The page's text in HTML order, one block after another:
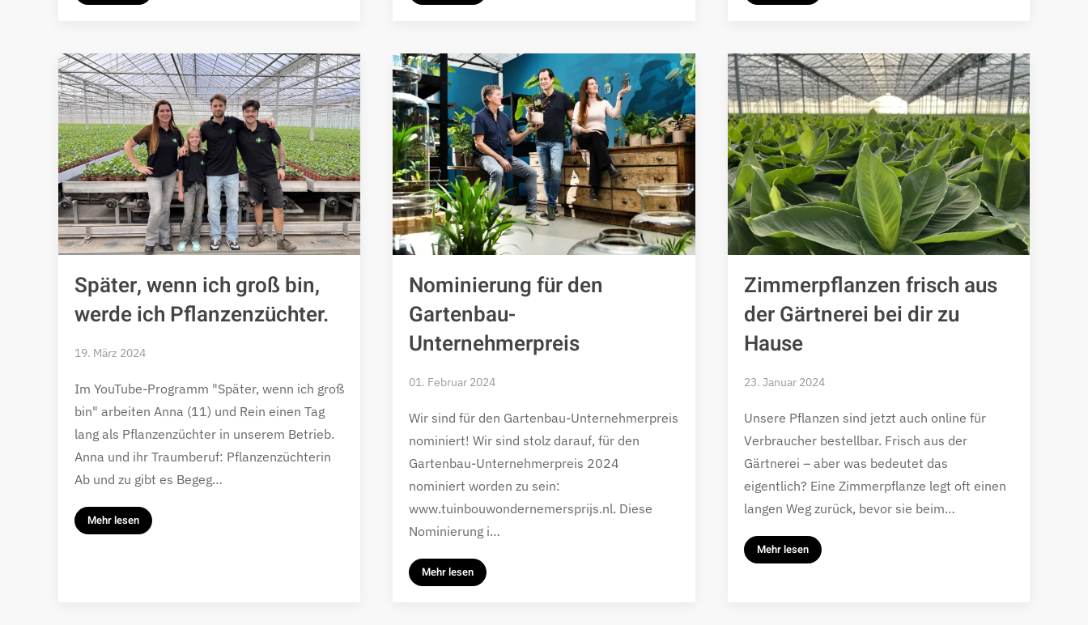
Später, wenn ich groß bin,
werde ich Pflanzenzüchter.
19. März 2024
Im YouTube-Programm "Später, wenn ich groß
bin" arbeiten Anna (11) und Rein einen Tag
lang als Pflanzenzüchter in unserem Betrieb.
Anna und ihr Traumberuf: Pflanzenzüchterin
Ab und zu gibt es Begeg…
Mehr lesen
Nominierung für den
Gartenbau-
Unternehmerpreis
01. Februar 2024
Wir sind für den Gartenbau-Unternehmerpreis
nominiert! Wir sind stolz darauf, für den
Gartenbau-Unternehmerpreis 2024
nominiert worden zu sein:
www.tuinbouwondernemersprijs.nl. Diese
Nominierung i…
Mehr lesen
Zimmerpflanzen frisch aus
der Gärtnerei bei dir zu
Hause
23. Januar 2024
Unsere Pflanzen sind jetzt auch online für
Verbraucher bestellbar. Frisch aus der
Gärtnerei – aber was bedeutet das
eigentlich? Eine Zimmerpflanze legt oft einen
langen Weg zurück, bevor sie beim…
Mehr lesen